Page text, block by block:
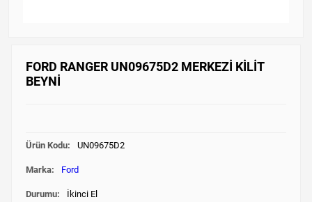
FORD RANGER UN09675D2 MERKEZİ KİLİT
BEYNİ
Ürün Kodu: UN09675D2
Marka: Ford
Durumu: İkinci El